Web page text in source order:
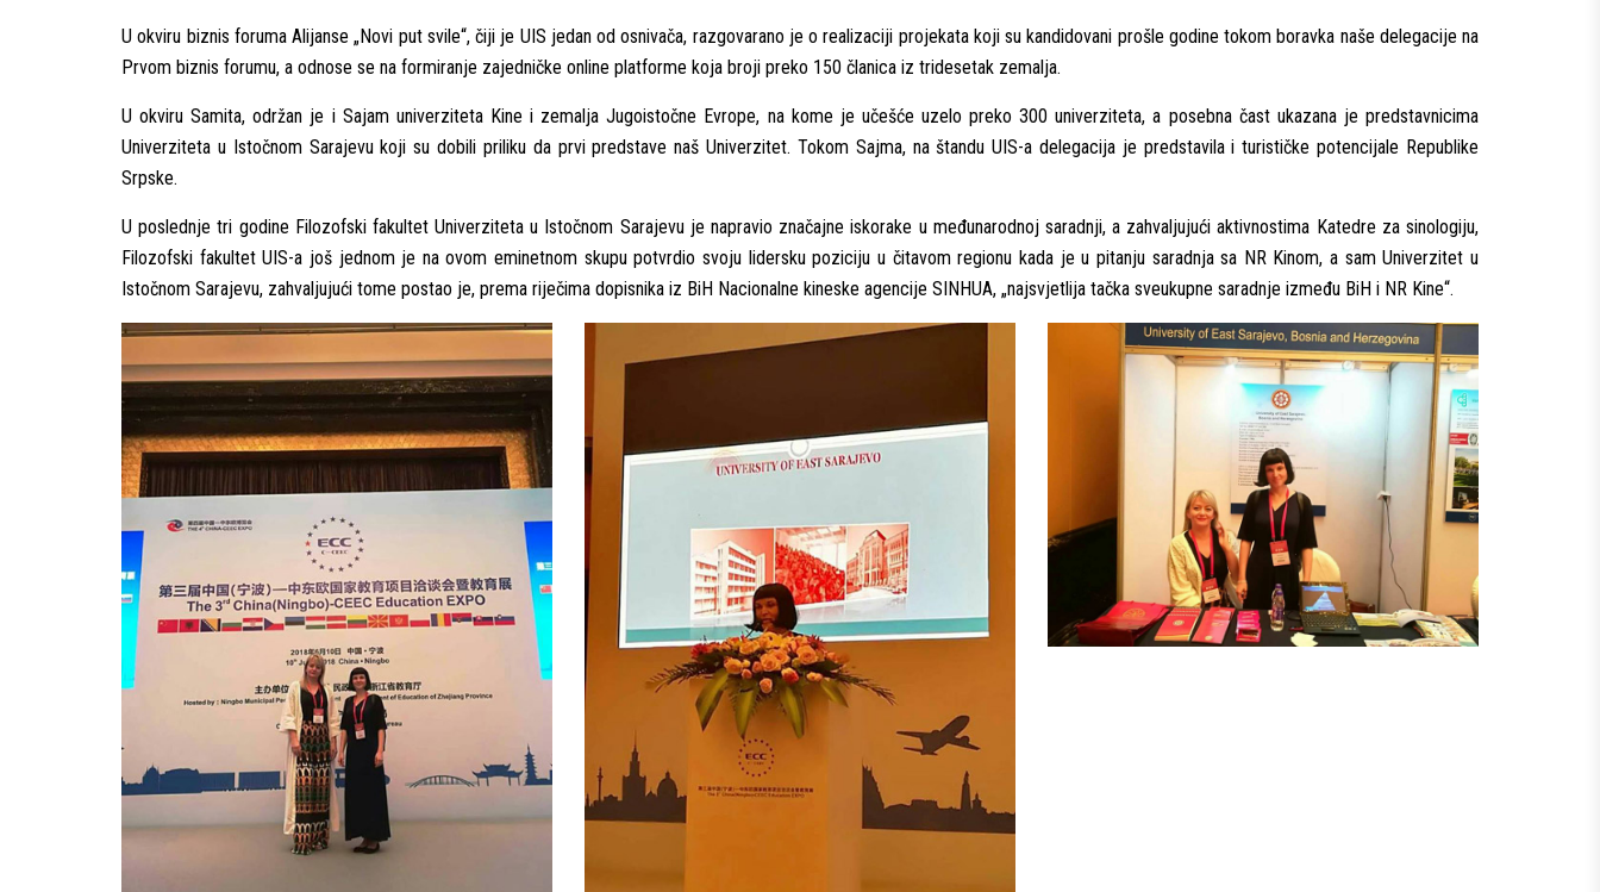
U okviru biznis foruma Alijanse „Novi put svile“, čiji je UIS jedan od osnivača, razgovarano je o realizaciji projekata koji su kandidovani prošle godine tokom boravka naše delegacije na
Prvom biznis forumu, a odnose se na formiranje zajedničke online platforme koja broji preko 150 članica iz tridesetak zemalјa.
U okviru Samita, održan je i Sajam univerziteta Kine i zemalјa Jugoistočne Evrope, na kome je učešće uzelo preko 300 univerziteta, a posebna čast ukazana je predstavnicima
Univerziteta u Istočnom Sarajevu koji su dobili priliku da prvi predstave naš Univerzitet. Tokom Sajma, na štandu UIS-a delegacija je predstavila i turističke potencijale Republike
Srpske.
U poslednje tri godine Filozofski fakultet Univerziteta u Istočnom Sarajevu je napravio značajne iskorake u međunarodnoj saradnji, a zahvalјujući aktivnostima Katedre za sinologiju,
Filozofski fakultet UIS-a još jednom je na ovom eminetnom skupu potvrdio svoju lidersku poziciju u čitavom regionu kada je u pitanju saradnja sa NR Kinom, a sam Univerzitet u
Istočnom Sarajevu, zahvalјujući tome postao je, prema riječima dopisnika iz BiH Nacionalne kineske agencije SINHUA, „najsvjetlija tačka sveukupne saradnje između BiH i NR Kine“.